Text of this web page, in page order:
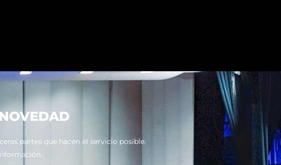
partes que hacen el servicio posible.